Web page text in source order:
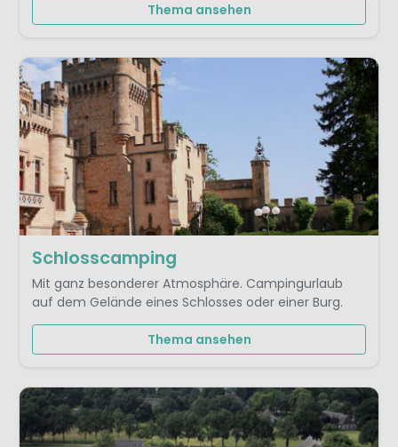
Thema ansehen
Schlosscamping
Mit ganz besonderer Atmosphäre. Campingurlaub
auf dem Gelände eines Schlosses oder einer Burg.
Thema ansehen